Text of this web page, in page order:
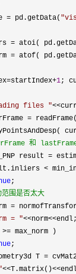
= pd.getData( "
= atoi(
= atof(
1;
files "
=
和
result =
<
范围是否太大
=
= "<<norm<<
T =
<<T.matrix()<<